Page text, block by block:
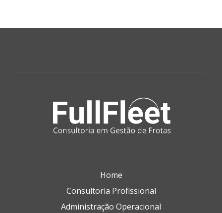
Home
Consultoria Profissional
Administração Operacional